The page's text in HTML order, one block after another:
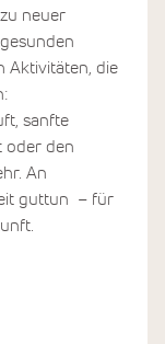
neuer
Aktivitäten, die
sanfte
oder den
An
guttun – für